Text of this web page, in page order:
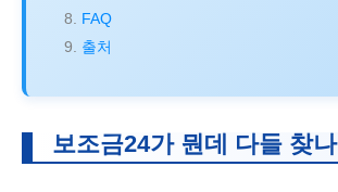
FAQ
출처
보조금24가 뭔데 다들 찾나